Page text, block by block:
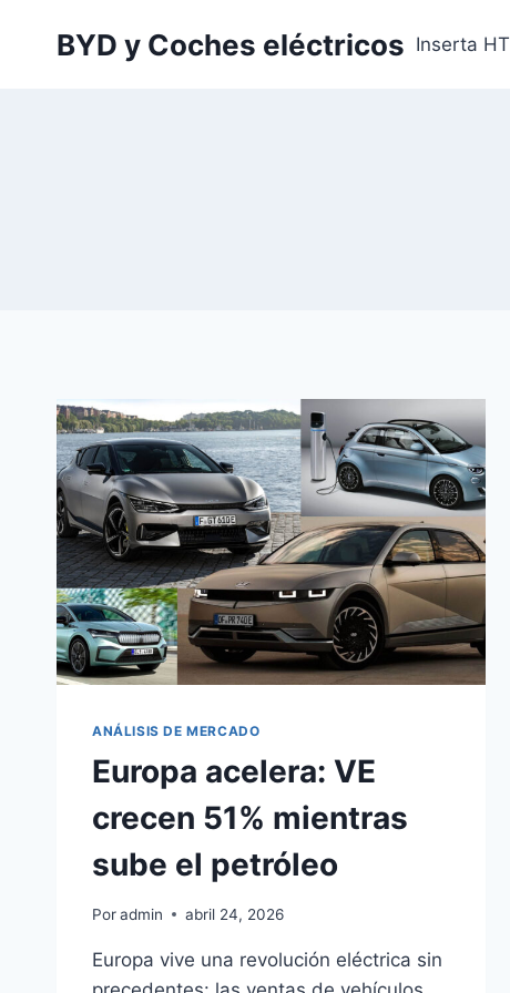
BYD y Coches eléctricos Inserta
ANÁLISIS DE MERCADO
Europa acelera: VE
crecen 51% mientras
sube el petróleo
Poradmin abril 24, 2026
Europa vive una revolución eléctrica sin